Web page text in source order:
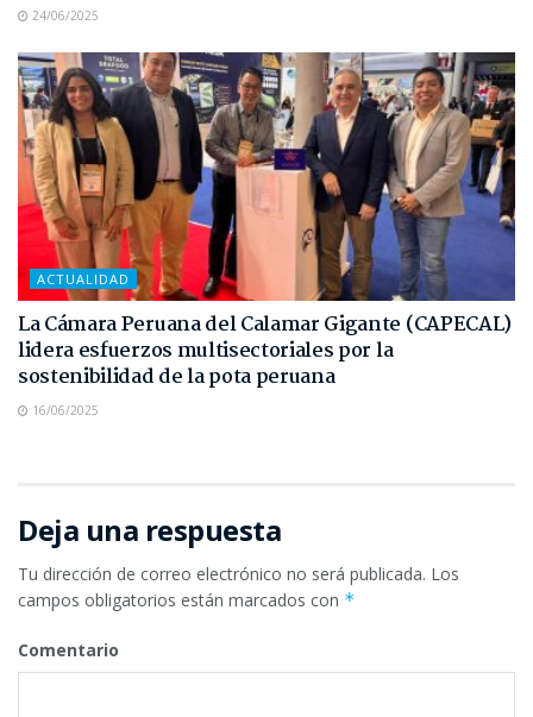
24/06/2025
ACTUALIDAD
La Cámara Peruana del Calamar Gigante (CAPECAL)
lidera esfuerzos multisectoriales por la
sostenibilidad de la pota peruana
16/06/2025
Deja una respuesta
Tu dirección de correo electrónico no será publicada. Los
campos obligatorios están marcados con *
Comentario